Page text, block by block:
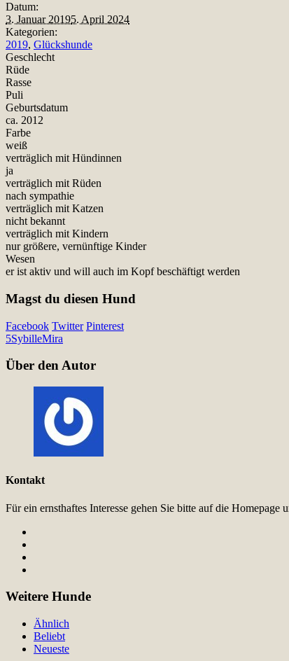
Datum:
3. Januar 20195. April 2024
Kategorien:
2019, Glückshunde
Geschlecht
Rüde
Rasse
Puli
Geburtsdatum
ca. 2012
Farbe
weiß
verträglich mit Hündinnen
ja
verträglich mit Rüden
nach sympathie
verträglich mit Katzen
nicht bekannt
verträglich mit Kindern
nur größere, vernünftige Kinder
Wesen
er ist aktiv und will auch im Kopf beschäftigt werden
Magst du diesen Hund
Facebook Twitter Pinterest
5SybilleMira
Über den Autor
Kontakt
Für ein ernsthaftes Interesse gehen Sie bitte auf die
Weitere Hunde
Ähnlich
Beliebt
Neueste